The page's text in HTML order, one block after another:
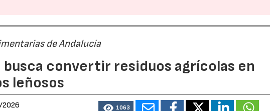
de Andalucía
busca convertir residuos agrícolas en
leñosos
1063